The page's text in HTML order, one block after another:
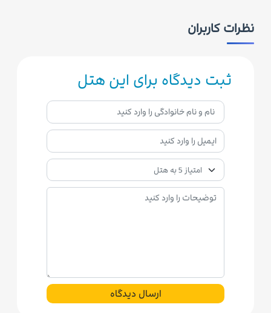
نظرات کاربران
ثبت دیدگاه برای این هتل
ارسال دیدگاه